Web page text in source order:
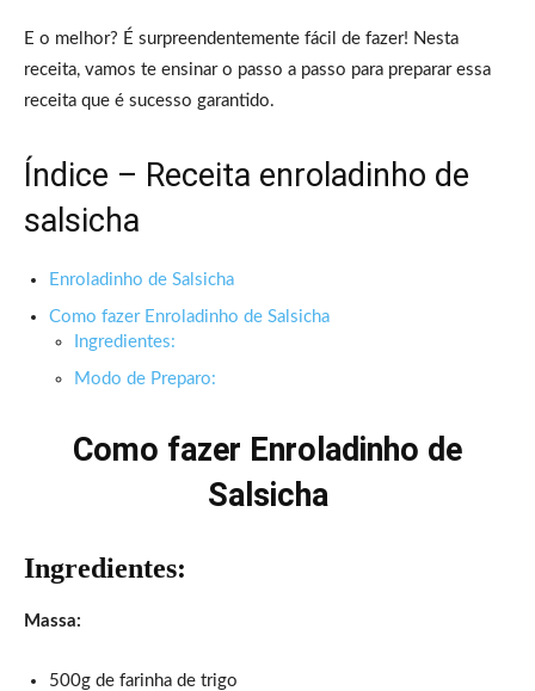
E o melhor? É surpreendentemente fácil de fazer! Nesta
receita, vamos te ensinar o passo a passo para preparar essa
receita que é sucesso garantido.
Índice – Receita enroladinho de
salsicha
Enroladinho de Salsicha
Como fazer Enroladinho de Salsicha
Ingredientes:
Modo de Preparo:
Como fazer Enroladinho de
Salsicha
Ingredientes:
Massa:
500g de farinha de trigo